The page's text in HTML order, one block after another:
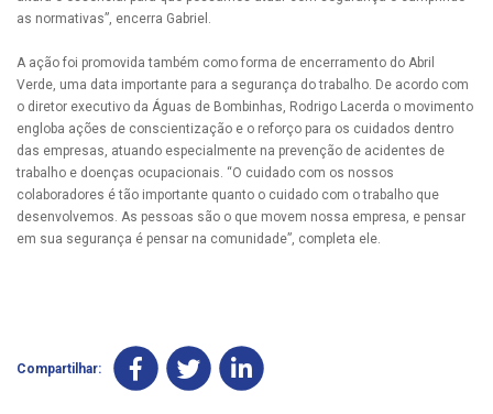
as normativas”, encerra Gabriel.
A ação foi promovida também como forma de encerramento do Abril
Verde, uma data importante para a segurança do trabalho. De acordo com
o diretor executivo da Águas de Bombinhas, Rodrigo Lacerda o movimento
engloba ações de conscientização e o reforço para os cuidados dentro
das empresas, atuando especialmente na prevenção de acidentes de
trabalho e doenças ocupacionais. “O cuidado com os nossos
colaboradores é tão importante quanto o cuidado com o trabalho que
desenvolvemos. As pessoas são o que movem nossa empresa, e pensar
em sua segurança é pensar na comunidade”, completa ele.
Compartilhar: